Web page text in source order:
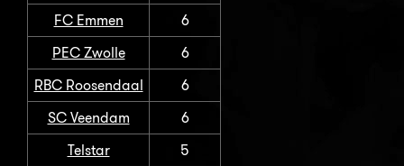
FC Emmen
6
PEC Zwolle
6
RBC Roosendaal
6
SC Veendam
6
Telstar
5